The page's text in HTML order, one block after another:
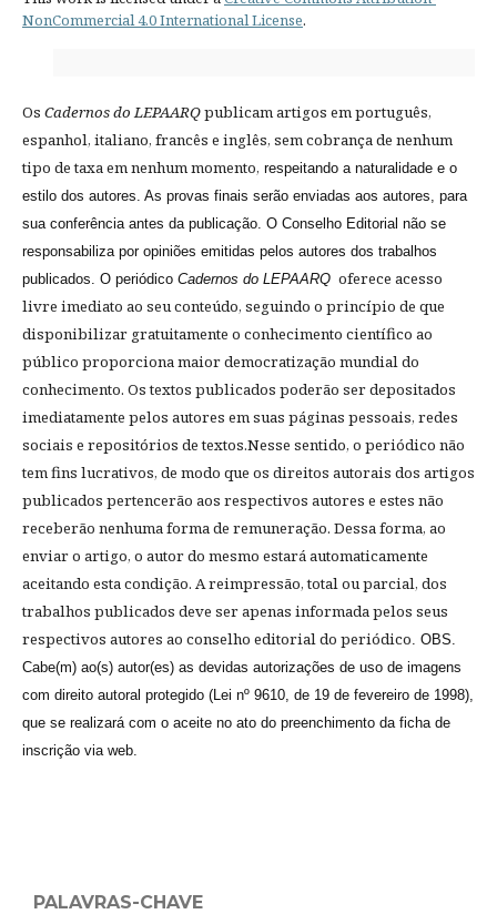
NonCommercial 4.0 International License.
Os Cadernos do LEPAARQpublicam artigos em português,
espanhol, italiano, francês e inglês, sem cobrança de nenhum
tipo de taxa em nenhum momento, respeitando a naturalidade e o
estilo dos autores. As provas finais serão enviadas aos autores, para
sua conferência antes da publicação. O Conselho Editorial não se
responsabiliza por opiniões emitidas pelos autores dos trabalhos
publicados. O periódico Cadernos do LEPAARQ oferece acesso
livre imediato ao seu conteúdo, seguindo o princípio de que
disponibilizar gratuitamente o conhecimento científico ao
público proporciona maior democratização mundial do
conhecimento. Os textos publicados poderão ser depositados
imediatamente pelos autores em suas páginas pessoais, redes
sociais e repositórios de textos.Nesse sentido, o periódico não
tem fins lucrativos, de modo que os direitos autorais dos artigos
publicados pertencerão aos respectivos autores e estes não
receberão nenhuma forma de remuneração. Dessa forma, ao
enviar o artigo, o autor do mesmo estará automaticamente
aceitando esta condição. A reimpressão, total ou parcial, dos
trabalhos publicados deve ser apenas informada pelos seus
respectivos autores ao conselho editorial do periódico. OBS.
Cabe(m) ao(s) autor(es) as devidas autorizações de uso de imagens
com direito autoral protegido (Lei nº 9610, de 19 de fevereiro de 1998),
que se realizará com o aceite no ato do preenchimento da ficha de
inscrição via web.
PALAVRAS-CHAVE